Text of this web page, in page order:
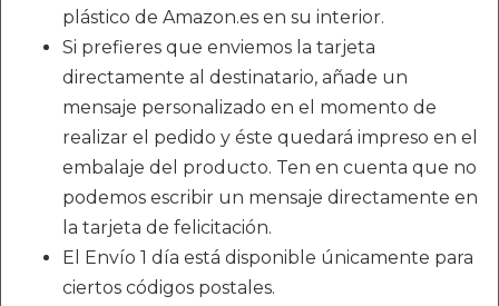
plástico de Amazon.es en su interior.
Si prefieres que enviemos la tarjeta
directamente al destinatario, añade un
mensaje personalizado en el momento de
realizar el pedido y éste quedará impreso en el
embalaje del producto. Ten en cuenta que no
podemos escribir un mensaje directamente en
la tarjeta de felicitación.
El Envío 1 día está disponible únicamente para
ciertos códigos postales.